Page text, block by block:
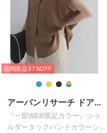
期間限定37%OFF
アーバンリサーチ ドアー
ズ
『一部WEB限定カラー』ショ
ルダータックバンドカラーシャ